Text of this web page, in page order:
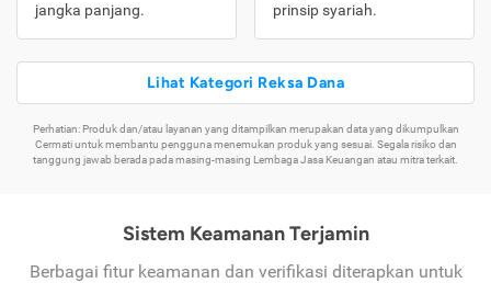
jangka panjang.
prinsip syariah.
Lihat Kategori Reksa Dana
Perhatian: Produk dan/atau layanan yang ditampilkan merupakan data yang dikumpulkan
Cermati untuk membantu pengguna menemukan produk yang sesuai. Segala risiko dan
tanggung jawab berada pada masing-masing Lembaga Jasa Keuangan atau mitra terkait.
Sistem Keamanan Terjamin
Berbagai fitur keamanan dan verifikasi diterapkan untuk